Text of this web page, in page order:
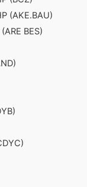
(AKE.BAU)
BES)